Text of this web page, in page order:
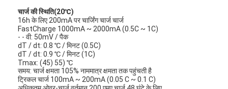
चार्ज की स्थिति(20℃)
16h के लिए 200mA पर चार्जिंग चार्ज चार्ज
FastCharge 1000mA ~ 2000mA (0.5C ~ 1C)
- - वी: 50mV / पैक
dT / dt: 0.8 ℃ / मिनट (0.5C)
dT / dt: 0.9 ℃ / मिनट (1C)
Tmax: (45) 55) ℃
समय: चार्ज क्षमता 105% नाममात्र क्षमता तक पहुंचती है
ट्रिकल चार्ज 100mA ~ 200mA (0.05 C ~ 0.1 C)